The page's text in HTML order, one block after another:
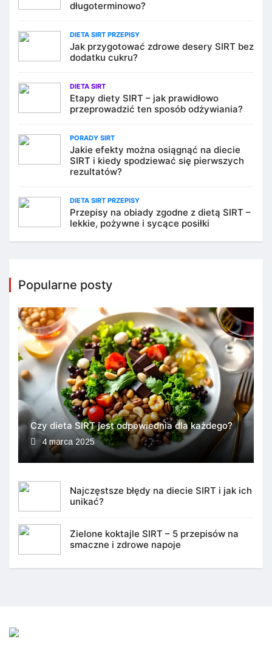
długoterminowo?
DIETA SIRT PRZEPISY
Jak przygotować zdrowe desery SIRT bez
dodatku cukru?
DIETA SIRT
Etapy diety SIRT – jak prawidłowo
przeprowadzić ten sposób odżywiania?
PORADY SIRT
Jakie efekty można osiągnąć na diecie
SIRT i kiedy spodziewać się pierwszych
rezultatów?
DIETA SIRT PRZEPISY
Przepisy na obiady zgodne z dietą SIRT –
lekkie, pożywne i sycące posiłki
Popularne posty
Czy dieta SIRT jest odpowiednia dla każdego?
4 marca 2025
Najczęstsze błędy na diecie SIRT i jak ich
unikać?
Zielone koktajle SIRT – 5 przepisów na
smaczne i zdrowe napoje